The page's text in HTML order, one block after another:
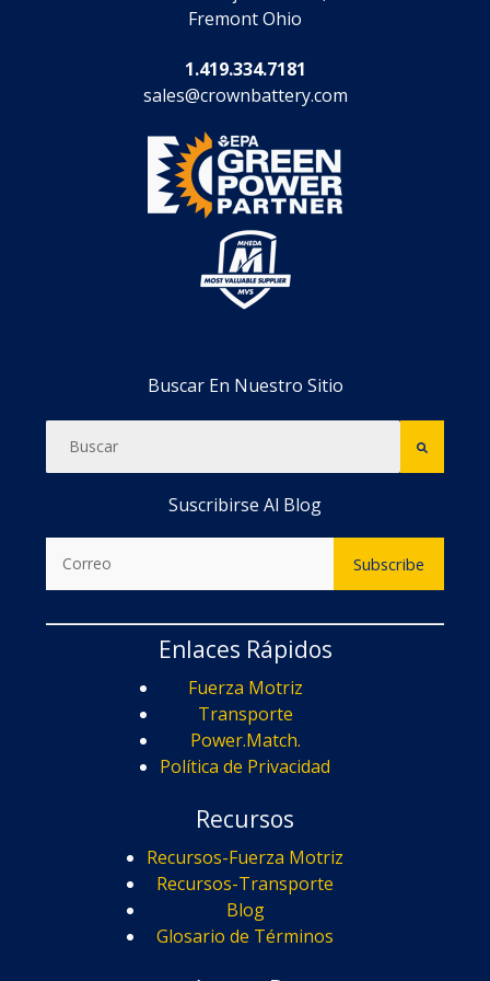
Fremont Ohio
1.419.334.7181
sales@crownbattery.com
Buscar En Nuestro Sitio
Suscribirse Al Blog
Enlaces Rápidos
Fuerza Motriz
Transporte
Power.Match.
Política de Privacidad
Recursos
Recursos-Fuerza Motriz
Recursos-Transporte
Blog
Glosario de Términos